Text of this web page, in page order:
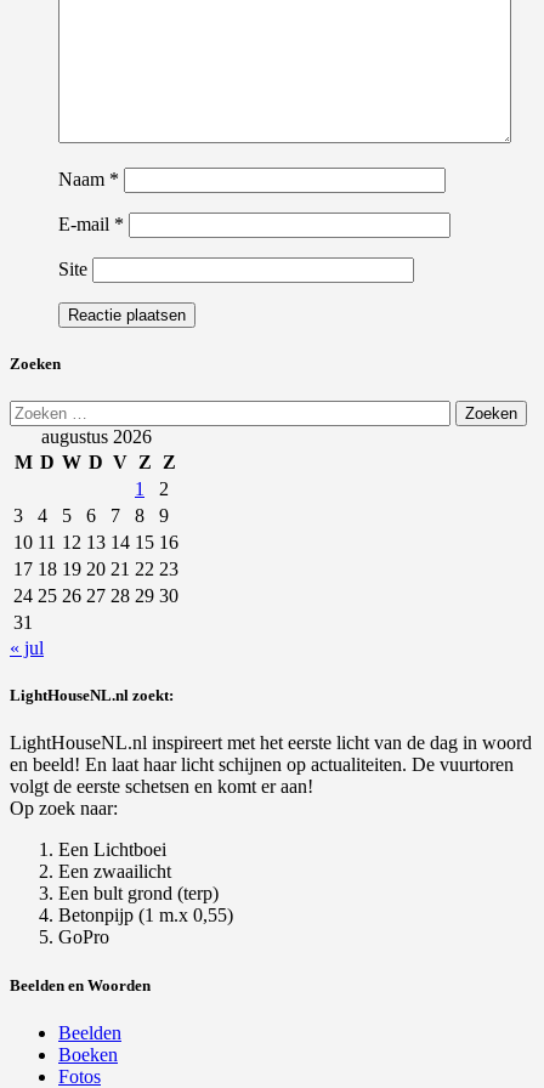
Naam *
E-mail *
Site
Zoeken
Zoeken
naar:augustus 2026
M D W D V Z
Z
1
2
3
4 5 6 7 8
9
10 11 12 13 14 15 16
17 18 19 20 21 22 23
24 25 26 27 28 29 30
31
« jul
LightHouseNL.nl zoekt:
LightHouseNL.nl inspireert met het eerste licht van de dag in woord
en beeld! En laat haar licht schijnen op actualiteiten. De vuurtoren
volgt de eerste schetsen en komt er aan!
Op zoek naar:
Een Lichtboei
Een zwaailicht
Een bult grond (terp)
Betonpijp (1 m.x 0,55)
GoPro
Beelden en Woorden
Beelden
Boeken
Fotos